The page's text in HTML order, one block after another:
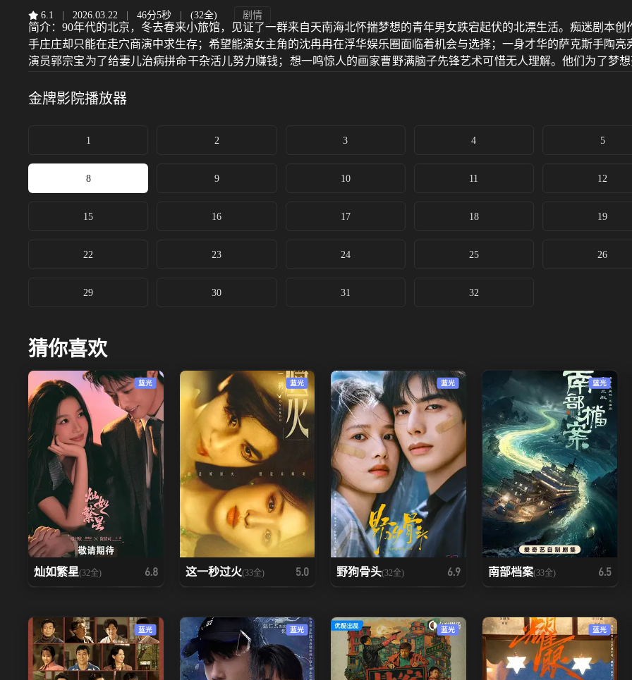
6.1 2026.03.22 46分5秒 (32全) 剧情
简介： 90年代的北京，冬去春来小旅馆，见证了一群来自天南海北怀揣梦想的青年男女跌宕起伏的北漂生活。痴迷剧本
手庄庄却只能在走穴商演中求生存；希望能演女主角的沈冉冉在浮华娱乐圈面临着机会与选择；一身才华的萨克斯手陶
演员郭宗宝为了给妻儿治病拼命干杂活儿努力赚钱；想一鸣惊人的画家曹野满脑子先锋艺术可惜无人理解。他们为了梦
金牌影院播放器
1 2 3 4 5
8 9 10 11 12
15 16 17 18 19
22 23 24 25 26
29 30 31 32
猜你喜欢
蓝光
灿如繁星(32全) 6.8
蓝光
这一秒过火(33全) 5.0
蓝光
野狗骨头(32全) 6.9
蓝光
南部档案(33全) 6.5
蓝光 蓝光 蓝光 蓝光